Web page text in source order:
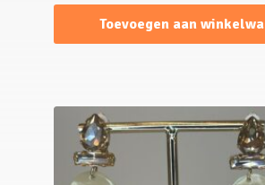
Toevoegen aan